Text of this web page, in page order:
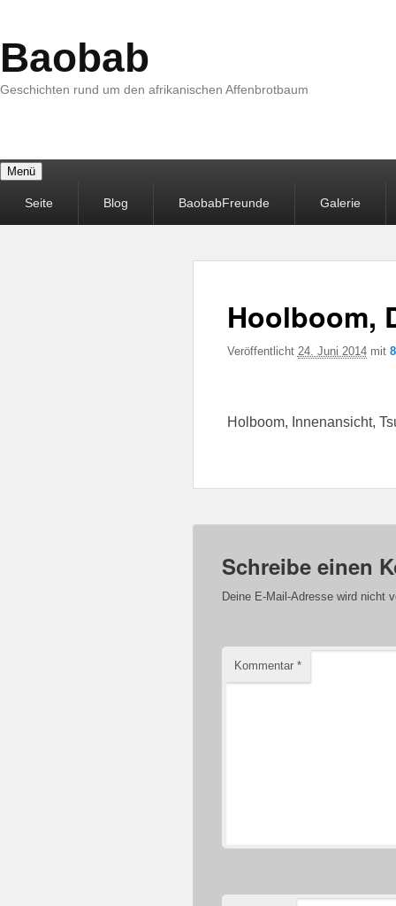
Baobab
Geschichten rund um den afrikanischen Affenbrotbaum
Menü
MenüSeite Blog BaobabFreunde Galerie
Hoolboom,
Veröffentlicht 24. Juni 2014mit
Holboom, Innenansicht,
Schreibe einen
Deine E-Mail-Adresse wird nicht
Kommentar *